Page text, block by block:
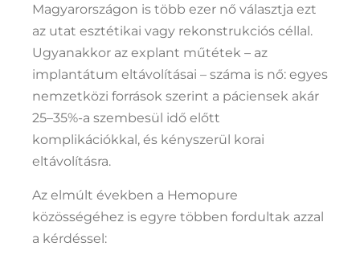
Magyarországon is több ezer nő választja ezt
az utat esztétikai vagy rekonstrukciós céllal.
Ugyanakkor az explant műtétek – az
implantátum eltávolításai – száma is nő: egyes
nemzetközi források szerint a páciensek akár
25–35%-a szembesül idő előtt
komplikációkkal, és kényszerül korai
eltávolításra.
Az elmúlt években a Hemopure
közösségéhez is egyre többen fordultak azzal
a kérdéssel: